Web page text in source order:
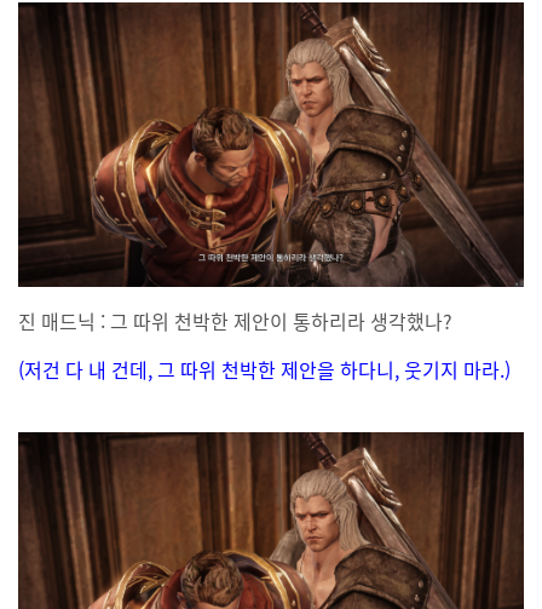
진 매드닉 : 그 따위 천박한 제안이 통하리라 생각했나?
(저건 다 내 건데, 그 따위 천박한 제안을 하다니, 웃기지 마라.)